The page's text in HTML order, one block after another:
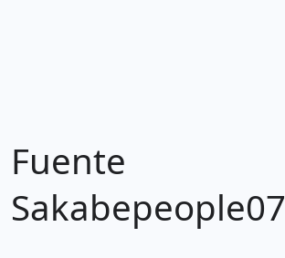
Fuente
Sakabepeople07